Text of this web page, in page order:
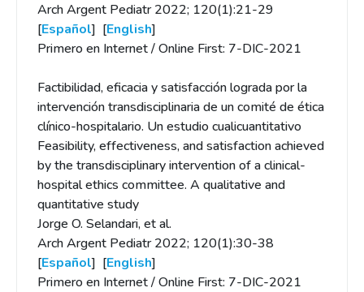
Arch Argent Pediatr 2022; 120(1):21-29
[Español] [English]
Primero en Internet / Online First: 7-DIC-2021
Factibilidad, eficacia y satisfacción lograda por la
intervención transdisciplinaria de un comité de ética
clínico-hospitalario. Un estudio cualicuantitativo
Feasibility, effectiveness, and satisfaction achieved
by the transdisciplinary intervention of a clinical-
hospital ethics committee. A qualitative and
quantitative study
Jorge O. Selandari, et al.
Arch Argent Pediatr 2022; 120(1):30-38
[Español] [English]
Primero en Internet / Online First: 7-DIC-2021